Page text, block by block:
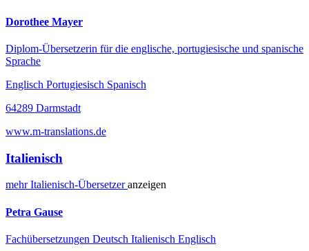
Dorothee Mayer
Diplom-Übersetzerin für die englische, portugiesische und spanische
Sprache
Englisch Portugiesisch Spanisch
64289 Darmstadt
www.m-translations.de
Italienisch
mehrItalienisch-Übersetzeranzeigen
Petra Gause
Fachübersetzungen Deutsch Italienisch Englisch